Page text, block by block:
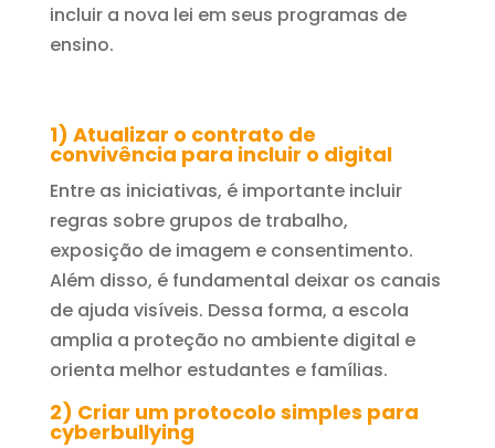
incluir a nova lei em seus programas de
ensino.
1) Atualizar o contrato de
convivência para incluir o digital
Entre as iniciativas, é importante incluir
regras sobre grupos de trabalho,
exposição de imagem e consentimento.
Além disso, é fundamental deixar os canais
de ajuda visíveis. Dessa forma, a escola
amplia a proteção no ambiente digital e
orienta melhor estudantes e famílias.
2) Criar um protocolo simples para
cyberbullying